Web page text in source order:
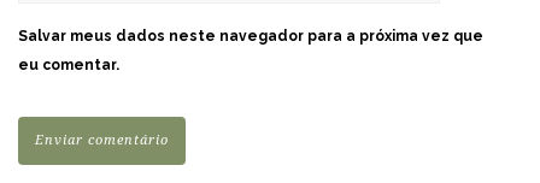
Salvar meus dados neste navegador para a próxima vez que
eu comentar.